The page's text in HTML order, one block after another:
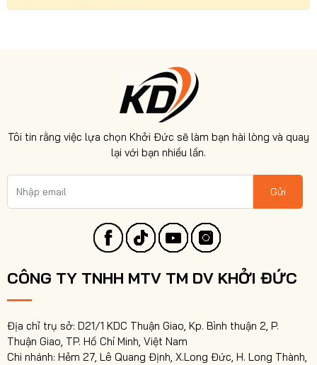
Tôi tin rằng việc lựa chọn Khởi Đức sẽ làm bạn hài lòng và quay
lại với bạn nhiều lần.
Gửi
CÔNG TY TNHH MTV TM DV KHỞI ĐỨC
Địa chỉ trụ sở: D21/1 KDC Thuận Giao, Kp. Bình thuận 2, P.
Thuận Giao, TP. Hồ Chí Minh, Việt Nam
Chi nhánh: Hẻm 27, Lê Quang Định, X.Long Đức, H. Long Thành,